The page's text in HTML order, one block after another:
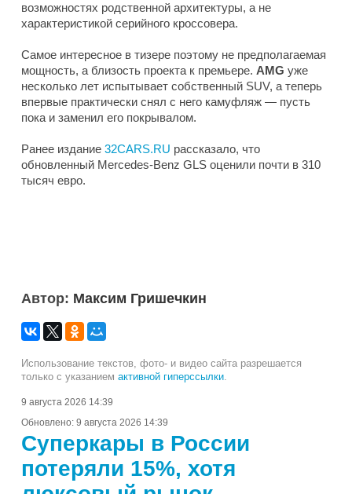
возможностях родственной архитектуры, а не
характеристикой серийного кроссовера.
Самое интересное в тизере поэтому не предполагаемая
мощность, а близость проекта к премьере. AMG уже
несколько лет испытывает собственный SUV, а теперь
впервые практически снял с него камуфляж — пусть
пока и заменил его покрывалом.
Ранее издание 32CARS.RU рассказало, что
обновленный Mercedes-Benz GLS оценили почти в 310
тысяч евро.
Автор: Максим Гришечкин
Использование текстов, фото- и видео сайта разрешается
только с указанием активной гиперссылки.
9 августа 2026 14:39
Обновлено: 9 августа 2026 14:39
Суперкары в России
потеряли 15%, хотя